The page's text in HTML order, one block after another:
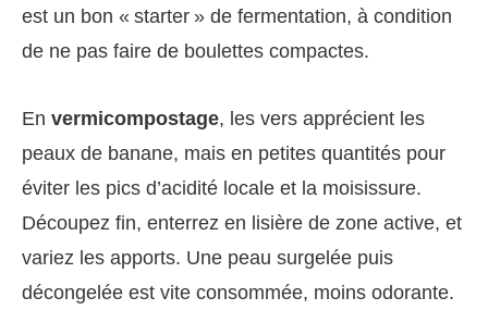
est un bon « starter » de fermentation, à condition
de ne pas faire de boulettes compactes.
En vermicompostage, les vers apprécient les
peaux de banane, mais en petites quantités pour
éviter les pics d’acidité locale et la moisissure.
Découpez fin, enterrez en lisière de zone active, et
variez les apports. Une peau surgelée puis
décongelée est vite consommée, moins odorante.